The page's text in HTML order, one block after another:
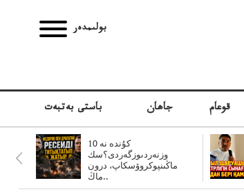
بولىمدەر
باستى بەتبەت جاھان قوعام
10 كۇندە نە
وزنەردىوزگەردى؟سك
ماڭىنپوكروۆسكاپ، درون
ماڭ..